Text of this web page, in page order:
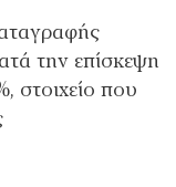
την επίσκεψη
στοιχείο που